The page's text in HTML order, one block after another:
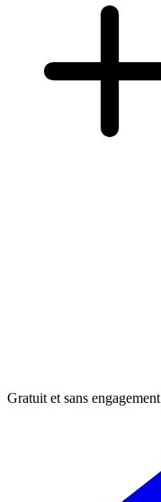
Gratuit et sans engagement